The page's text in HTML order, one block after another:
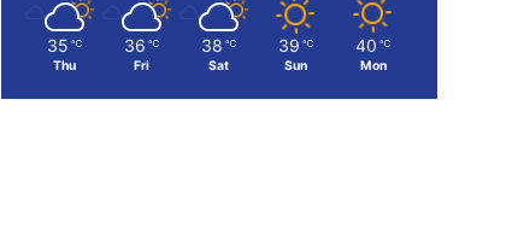
35 ℃
Thu
36 ℃
Fri
38 ℃
Sat
39 ℃
Sun
40 ℃
Mon